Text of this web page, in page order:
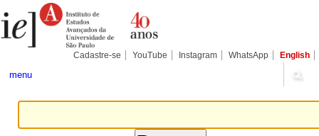
para
conteúdo.
Pessoais
Cadastre-se YouTube Instagram WhatsApp English
menu